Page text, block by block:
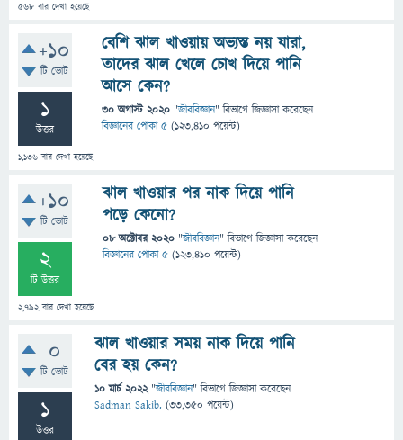
568 বার দেখা হয়েছে
+10
টি ভোট
1
উত্তর
1,136 বার দেখা হয়েছে
বেশি ঝাল খাওয়ায় অভ্যস্ত নয় যারা,
তাদের ঝাল খেলে চোখ দিয়ে পানি
আসে কেন?
30 অগাস্ট 2020 "জীববিজ্ঞান" বিভাগে জিজ্ঞাসাকরেছেন
বিজ্ঞানের পোকা ৫ (123,410 পয়েন্ট)
+10
টি ভোট
2
টি উত্তর
2,792বার দেখা হয়েছে
ঝাল খাওয়ার পর নাক দিয়ে পানি
পড়ে কেনো?
08 অক্টোবর 2020 "জীববিজ্ঞান" বিভাগে জিজ্ঞাসাকরেছেন
বিজ্ঞানের পোকা ৫ (123,410 পয়েন্ট)
0
টি ভোট
1
উত্তর
ঝাল খাওয়ার সময় নাক দিয়ে পানি
বের হয় কেন?
10 মার্চ 2022 "জীববিজ্ঞান" বিভাগে জিজ্ঞাসাকরেছেন
Sadman Sakib. (33,350 পয়েন্ট)